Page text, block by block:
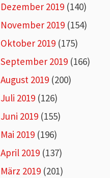
Dezember 2019 (140)
November 2019 (154)
Oktober 2019 (175)
September 2019 (166)
August 2019 (200)
Juli 2019 (126)
Juni 2019 (155)
Mai 2019 (196)
April 2019 (137)
März 2019 (201)